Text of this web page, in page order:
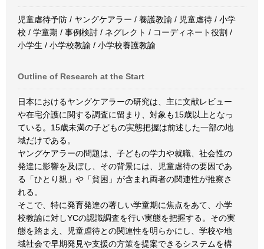
児童虐待予防 / ヤングケアラー / 養護教諭 / 児童虐待 / 小学
校 / 学童期 / 事例検討 / ネグレクト / コーディネート役割 /
小学生 / 小学校教諭 / 小学校養護教諭
Outline of Research at the Start
日本におけるヤングケアラーの研究は、主に文献レビュー
や在宅介護に関する調査に留まり、対象も15歳以上となっ
ている。15歳未満の子どもの実態把握は前述した一部の地
域だけである。
ヤングケアラーの問題は、子どもの学力や就職、社会性の
発達に影響を及ぼし、その背景には、児童虐待の要因であ
る「ひとり親」や「貧困」が含まれ両者の関連性が推察さ
れる。
そこで、特に発育発達の著しい学童期に焦点をあて、小学
校教諭に対しYCの認識調査を行い実態を把握する。その実
態を踏まえ、児童虐待との関連性を明らかにし、学校や地
域社会で早期発見や支援の方策を提案できるシステムを構